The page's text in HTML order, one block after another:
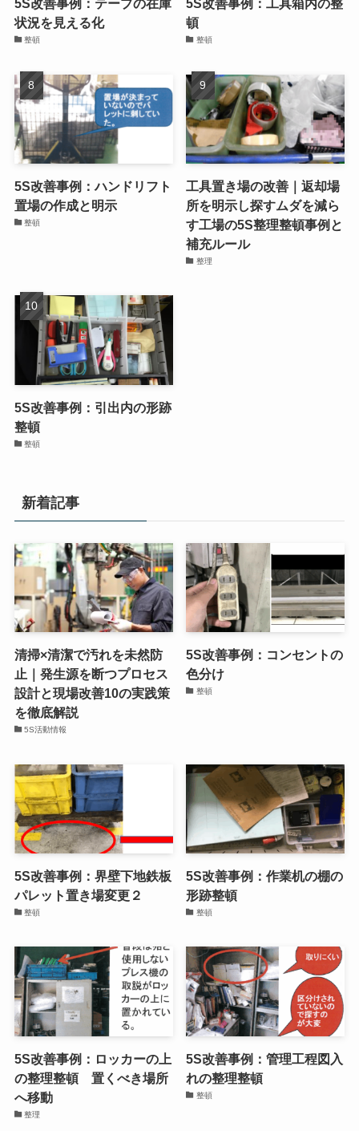
5S改善事例：工場床の電源
コードの整頓
5S改善事例：工具置場の整
理と形跡整頓
5S改善事例：テープの在庫
状況を見える化
5S改善事例：工具箱内の整
頓
整頓
5S改善事例：ハンドリフト
置場の作成と明示
整頓
5S改善事例：引出内の形跡
整頓
新着記事
清掃×清潔で汚れを未然防
止｜発生源を断つプロセス
設計と現場改善10の実践策
を徹底解説
5S改善事例：コンセントの
色分け
整頓
5S改善事例：界壁下地鉄板
パレット置き場変更２
整頓
5S改善事例：作業机の棚の
形跡整頓